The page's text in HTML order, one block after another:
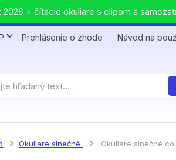
+ čítacie okuliare s clipom a
Prehlásenie o zhode Návod na
Okuliare slnečné Okuliare slnečné